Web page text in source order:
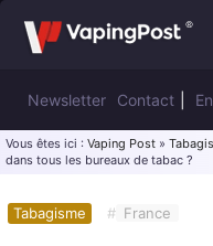
Newsletter Contact
Vous êtes ici : Vaping Post »
dans tous les bureaux de tabac ?
Tabagisme # France